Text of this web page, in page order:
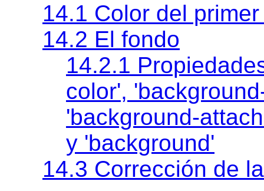
14.1 Color del
14.2 El fondo
14.2.1
color',
'background-
y 'background'
14.3 Corrección de